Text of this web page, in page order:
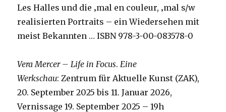
Les Halles und die ‚mal en couleur, ‚mal s/w
realisierten Portraits – ein Wiedersehen mit
meist Bekannten … ISBN 978-3-00-083578-0
Vera Mercer – Life in Focus.Eine
Werkschau: Zentrum für Aktuelle Kunst (ZAK),
20. September 2025 bis 11. Januar 2026,
Vernissage 19. September 2025 – 19h